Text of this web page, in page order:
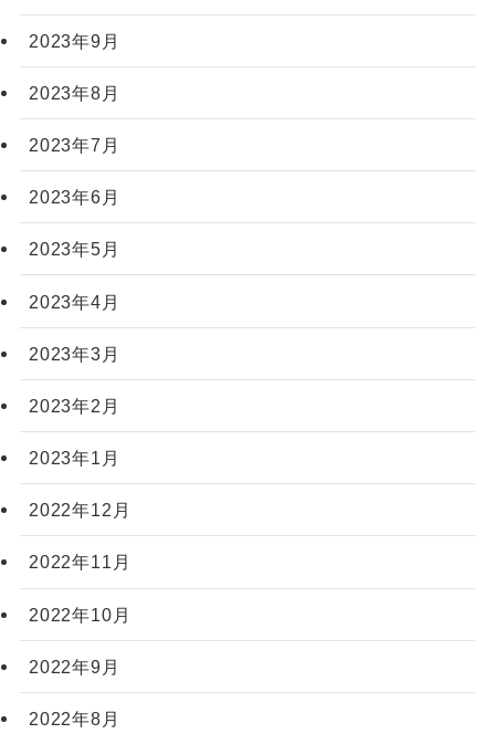
2023年9月
2023年8月
2023年7月
2023年6月
2023年5月
2023年4月
2023年3月
2023年2月
2023年1月
2022年12月
2022年11月
2022年10月
2022年9月
2022年8月